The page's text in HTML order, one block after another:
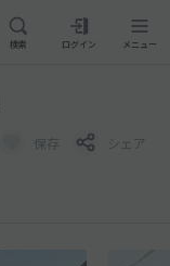
検索 ログイン メニュー
保存 シェア